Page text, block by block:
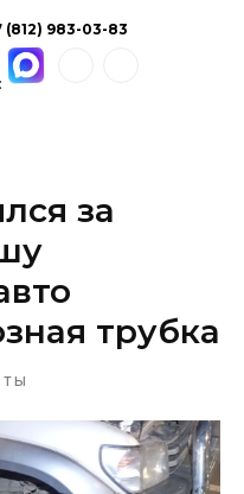
(812) 983-03-83
за
трубка